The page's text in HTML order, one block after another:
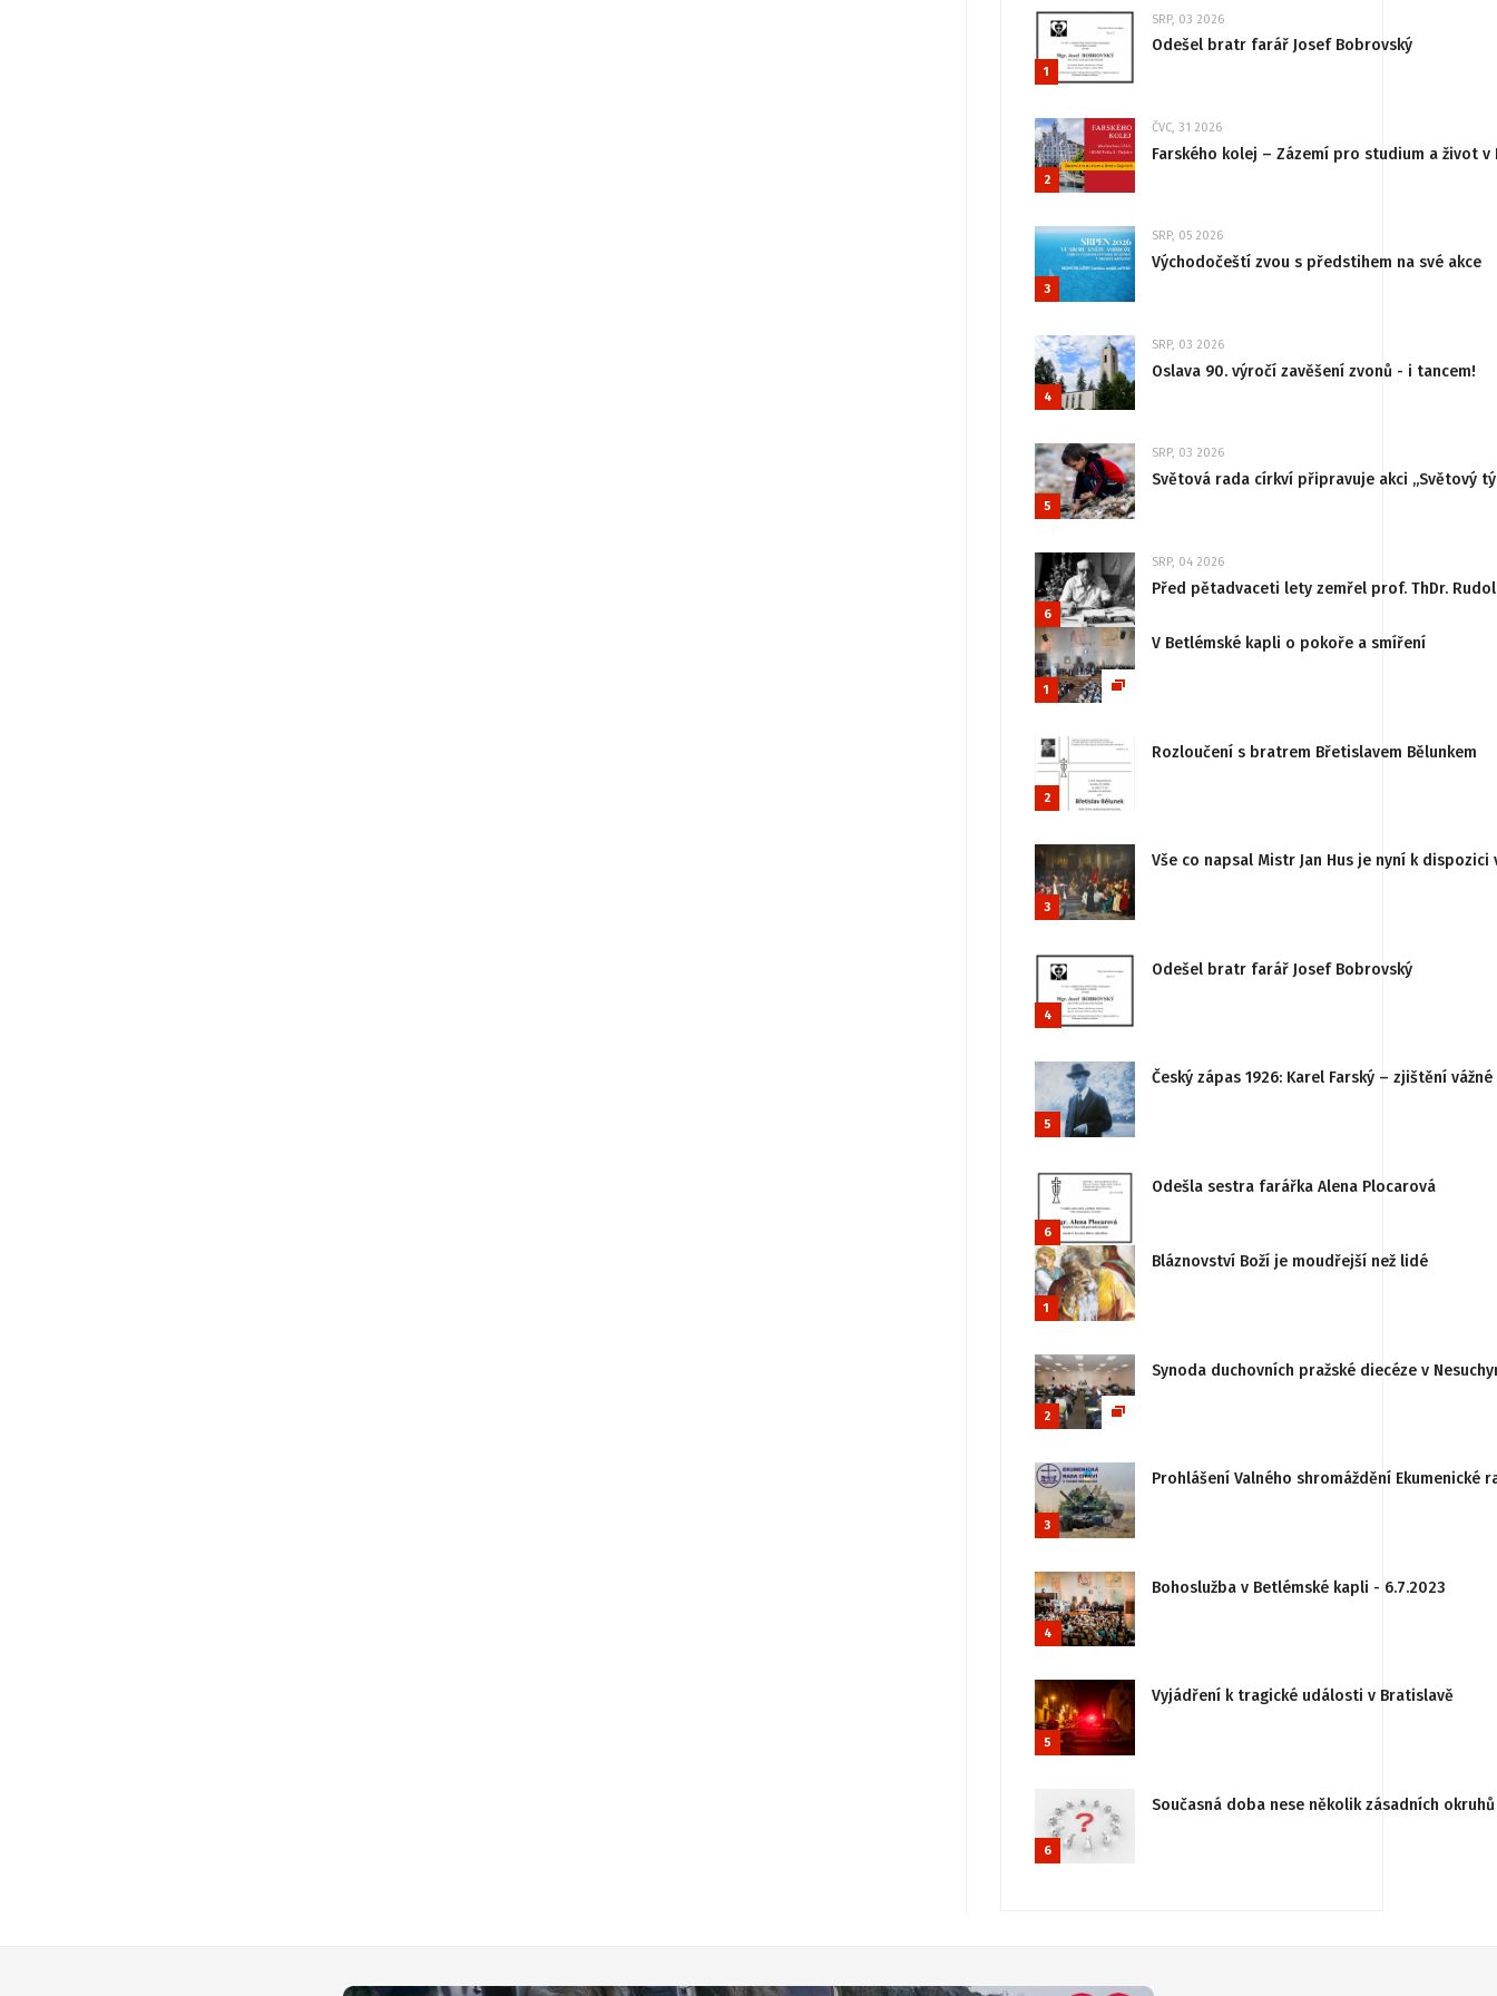
1
SRP, 03 2026
Odešel bratr farář Josef Bobrovský
2
ČVC, 31 2026
Farského kolej – Zázemí pro studium a život v
3
SRP, 05 2026
Východočeští zvou s předstihem na své akce
4
SRP, 03 2026
Oslava 90. výročí zavěšení zvonů - i tancem!
5
SRP, 03 2026
Světová rada církví připravuje akci „Světový
6
SRP, 04 2026
Před pětadvaceti lety zemřel prof. ThDr.
1
V Betlémské kapli o pokoře a smíření
2
Rozloučení s bratrem Břetislavem Bělunkem
3
Vše co napsal Mistr Jan Hus je nyní k
4
Odešel bratr farář Josef Bobrovský
5
Český zápas 1926: Karel Farský – zjištění
6
Odešla sestra farářka Alena Plocarová
1
Bláznovství Boží je moudřejší než lidé
2
Synoda duchovních pražské diecéze v
3
Prohlášení Valného shromáždění
4
Bohoslužba v Betlémské kapli - 6.7.2023
5
Vyjádření k tragické události v Bratislavě
6
Současná doba nese několik zásadních